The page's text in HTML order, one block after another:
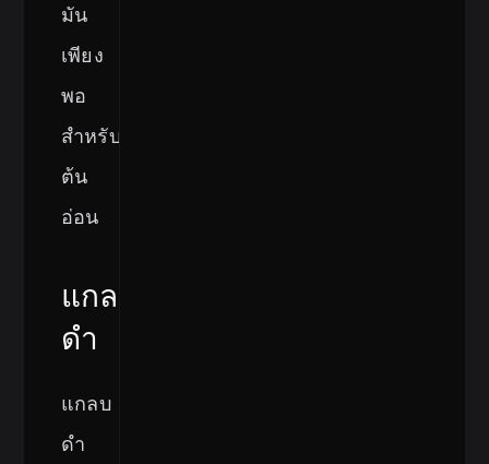
มัน
เพียง
พอ
สำหรับ
ต้น
อ่อน
แกลบ
ดำ
แกลบ
ดำ